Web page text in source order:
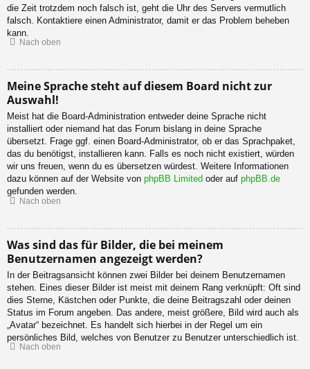
die Zeit trotzdem noch falsch ist, geht die Uhr des Servers vermutlich
falsch. Kontaktiere einen Administrator, damit er das Problem beheben
kann.
Nach oben
Meine Sprache steht auf diesem Board nicht zur
Auswahl!
Meist hat die Board-Administration entweder deine Sprache nicht
installiert oder niemand hat das Forum bislang in deine Sprache
übersetzt. Frage ggf. einen Board-Administrator, ob er das Sprachpaket,
das du benötigst, installieren kann. Falls es noch nicht existiert, würden
wir uns freuen, wenn du es übersetzen würdest. Weitere Informationen
dazu können auf der Website von phpBB Limited oder auf phpBB.de
gefunden werden.
Nach oben
Was sind das für Bilder, die bei meinem
Benutzernamen angezeigt werden?
In der Beitragsansicht können zwei Bilder bei deinem Benutzernamen
stehen. Eines dieser Bilder ist meist mit deinem Rang verknüpft: Oft sind
dies Sterne, Kästchen oder Punkte, die deine Beitragszahl oder deinen
Status im Forum angeben. Das andere, meist größere, Bild wird auch als
„Avatar“ bezeichnet. Es handelt sich hierbei in der Regel um ein
persönliches Bild, welches von Benutzer zu Benutzer unterschiedlich ist.
Nach oben